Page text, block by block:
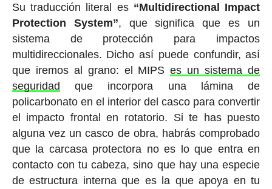
Su traducción literal es “Multidirectional Impact
Protection System”, que significa que es un
sistema de protección para impactos
multidireccionales. Dicho así puede confundir, así
que iremos al grano: el MIPSes un sistema de
seguridad que incorpora una lámina de
policarbonato en el interior del casco para convertir
el impacto frontal en rotatorio. Si te has puesto
alguna vez un casco de obra, habrás comprobado
que la carcasa protectora no es lo que entra en
contacto con tu cabeza, sino que hay una especie
de estructura interna que es la que apoya en tu